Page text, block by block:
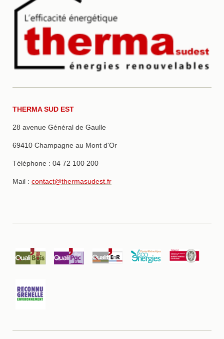
THERMA SUD EST
28 avenue Général de Gaulle
69410 Champagne au Mont d'Or
Téléphone : 04 72 100 200
Mail : contact@thermasudest.fr